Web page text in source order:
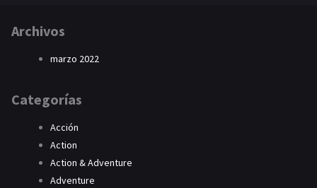
Archivos
marzo 2022
Categorías
Acción
Action
Action & Adventure
Adventure